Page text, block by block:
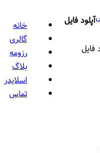
خانه
گالری
رزومه
بلاگ
اسلایدر
تماس
آپلود فایل
فایل